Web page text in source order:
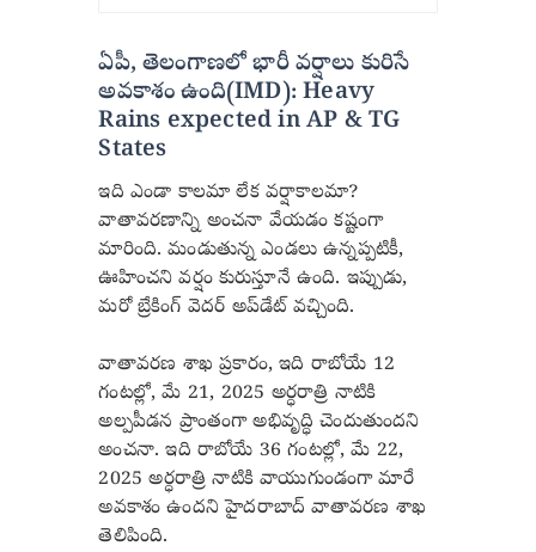
ఏపీ, తెలంగాణలో భారీ వర్షాలు కురిసే
అవకాశం ఉంది(IMD): Heavy
Rains expected in AP & TG
States
ఇది ఎండా కాలమా లేక వర్షాకాలమా?
వాతావరణాన్ని అంచనా వేయడం కష్టంగా
మారింది. మండుతున్న ఎండలు ఉన్నప్పటికీ,
ఊహించని వర్షం కురుస్తూనే ఉంది. ఇప్పుడు,
మరో బ్రేకింగ్ వెదర్ అప్‌డేట్ వచ్చింది.
వాతావరణ శాఖ ప్రకారం, ఇది రాబోయే 12
గంటల్లో, మే 21, 2025 అర్ధరాత్రి నాటికి
అల్పపీడన ప్రాంతంగా అభివృద్ధి చెందుతుందని
అంచనా. ఇది రాబోయే 36 గంటల్లో, మే 22,
2025 అర్ధరాత్రి నాటికి వాయుగుండంగా మారే
అవకాశం ఉందని హైదరాబాద్ వాతావరణ శాఖ
తెలిపింది.